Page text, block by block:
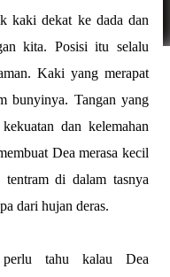
kaki dekat ke dada dan
kita. Posisi itu selalu
Kaki yang merapat
bunyinya. Tangan yang
dan kelemahan
Dea merasa kecil
di dalam tasnya
dari hujan deras.
tahu kalau Dea